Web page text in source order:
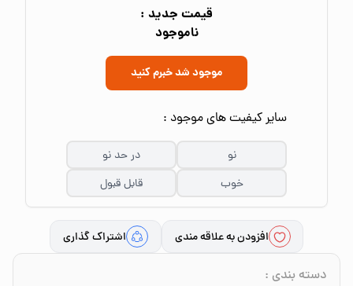
قیمت جدید :
ناموجود
موجود شد خبرم کنید
سایر کیفیت های موجود :
نو
در حد نو
خوب
قابل قبول
افزودن به علاقه مندی اشتراک گذاری
دسته بندی :